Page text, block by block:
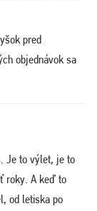
pred
objednávok sa
Je to výlet, je to
roky. A keď to
od letiska po